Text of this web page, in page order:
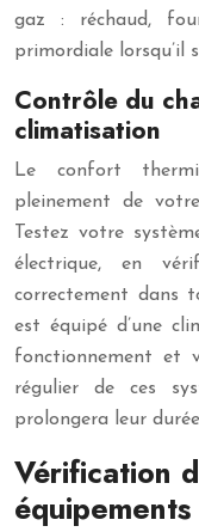
gaz : réchaud,
primordiale lorsqu’il
Contrôle du
climatisation
Le confort
pleinement de
Testez votre
électrique, en
correctement dans
est équipé d’une
fonctionnement et
régulier de ces
prolongera leur
Vérification